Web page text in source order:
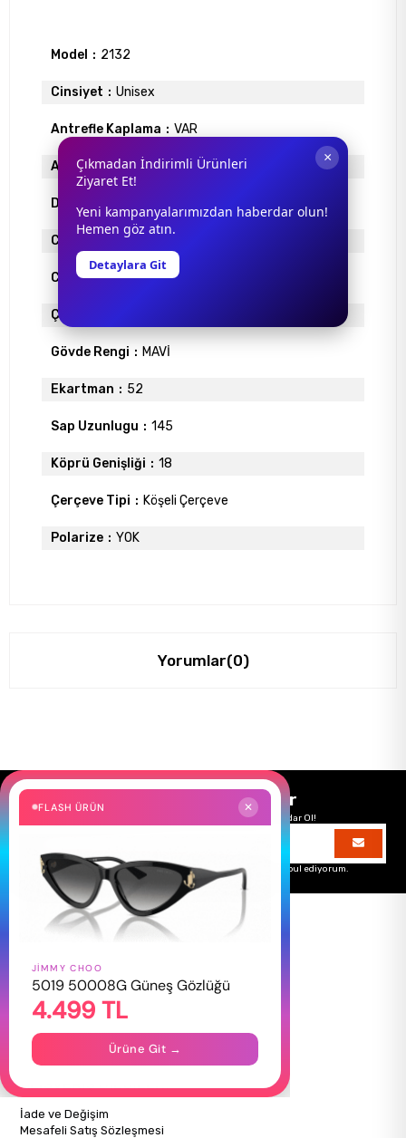
Model 2132
Cinsiyet Unisex
Antrefle Kaplama VAR
Ayna YOK
Degrade
Cam Materyali
Cam Rengi MAVİ
Çerçeve Materyali
Gövde Rengi MAVİ
Ekartman 52
Sap Uzunlugu 145
Köprü Genişliği 18
Çerçeve Tipi Köşeli Çerçeve
Polarize YOK
Yorumlar(0)
Size Özel Kampanyalar
Hemen Kayıt Ol Fırsatlardan Önce Sen Haberdar Ol!
Üyelik koşullarınıvekişisel verileriminkorunmasını kabul ediyorum.
HAKKIMIZDA
Hakkımızda
Gizlilik Politikası
İletişim
ALIŞVERİŞ BİLGİLERİ
İade ve Değişim
Mesafeli Satış Sözleşmesi
×
Çıkmadan İndirimli Ürünleri
Ziyaret Et!
Yeni kampanyalarımızdan haberdar olun!
Hemen göz atın.
Detaylara Git
FLASH ÜRÜN ✕
JIMMY CHOO
5019 50008G Güneş Gözlüğü
4.499 TL
Ürüne Git →